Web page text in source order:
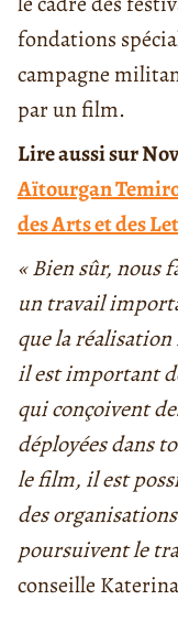
fondations
campagne
par un film.
Lire aussi sur
Aïtourgan
des Arts et des
« Bien sûr, nous
un travail
que la
il est important
qui conçoivent
déployées dans
le film, il est
des
poursuivent le
conseille